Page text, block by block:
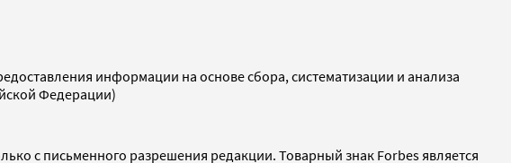
информации на основе сбора, систематизации и анализа
Федерации)
с письменного разрешения редакции. Товарный знак Forbes является